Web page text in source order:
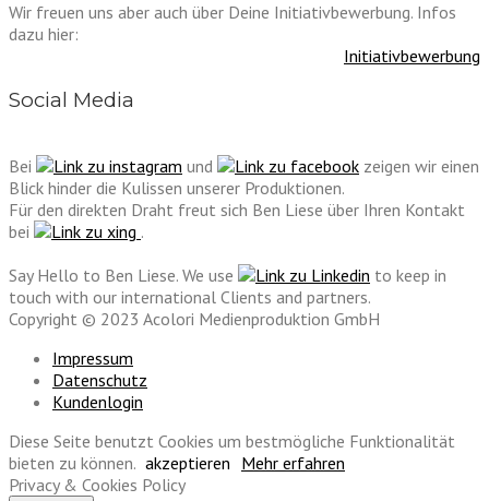
Wir freuen uns aber auch über Deine Initiativbewerbung. Infos
dazu hier:
Initiativbewerbung
Social Media
Bei und
zeigen wir einen
Blick hinder die Kulissen unserer Produktionen.
Für den direkten Draht freut sich Ben Liese über Ihren Kontakt
bei
.
Say Hello to Ben Liese. We use
to keep in
touch with our international Clients and partners.
Copyright © 2023 Acolori Medienproduktion GmbH
Impressum
Datenschutz
Kundenlogin
Diese Seite benutzt Cookies um bestmögliche Funktionalität
bieten zu können. akzeptieren Mehr erfahren
Privacy & Cookies Policy